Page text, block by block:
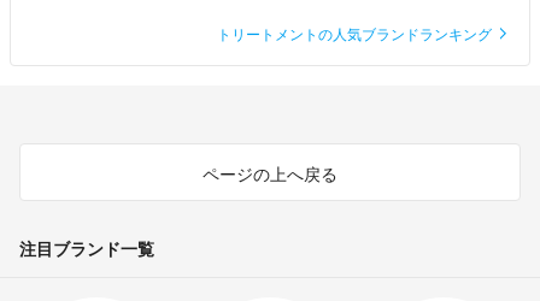
トリートメントの人気ブランドランキング
ページの上へ戻る
注目ブランド一覧